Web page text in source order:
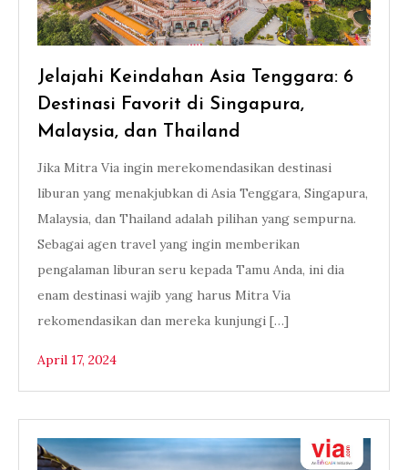
Jelajahi Keindahan Asia Tenggara: 6
Destinasi Favorit di Singapura,
Malaysia, dan Thailand
Jika Mitra Via ingin merekomendasikan destinasi
liburan yang menakjubkan di Asia Tenggara, Singapura,
Malaysia, dan Thailand adalah pilihan yang sempurna.
Sebagai agen travel yang ingin memberikan
pengalaman liburan seru kepada Tamu Anda, ini dia
enam destinasi wajib yang harus Mitra Via
rekomendasikan dan mereka kunjungi […]
April 17, 2024